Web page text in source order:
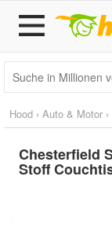
Hood › Auto & Motor ›
Chesterfield
Stoff